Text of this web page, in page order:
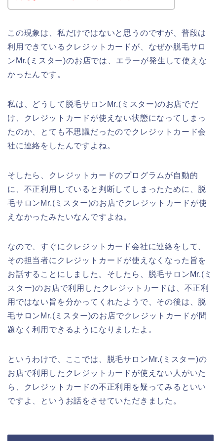
この現象は、私だけではないと思うのですが、普段は
利用できているクレジットカードが、なぜか脱毛サロ
ンMr.(ミスター)のお店では、エラーが発生して使えな
かったんです。
私は、どうして脱毛サロンMr.(ミスター)のお店でだ
け、クレジットカードが使えない状態になってしまっ
たのか、とても不思議だったのでクレジットカード会
社に連絡をしたんですよね。
そしたら、クレジットカードのプログラムが自動的
に、不正利用していると判断してしまったために、脱
毛サロンMr.(ミスター)のお店でクレジットカードが使
えなかったみたいなんですよね。
なので、すぐにクレジットカード会社に連絡をして、
その担当者にクレジットカードが使えなくなった旨を
お話することにしました。そしたら、脱毛サロンMr.(ミ
スター)のお店で利用したクレジットカードは、不正利
用ではない旨を分かってくれたようで、その後は、脱
毛サロンMr.(ミスター)のお店でクレジットカードが問
題なく利用できるようになりましたよ。
というわけで、ここでは、脱毛サロンMr.(ミスター)の
お店で利用したクレジットカードが使えない人がいた
ら、クレジットカードの不正利用を疑ってみるといい
ですよ、というお話をさせていただきました。